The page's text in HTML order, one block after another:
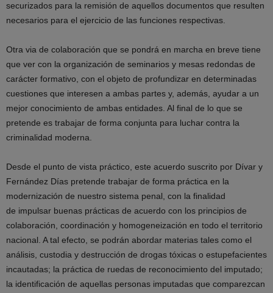
securizados para la remisión de aquellos documentos que resulten
necesarios para el ejercicio de las funciones respectivas.
Otra via de colaboración que se pondrá en marcha en breve tiene
que ver con la organización de seminarios y mesas redondas de
carácter formativo, con el objeto de profundizar en determinadas
cuestiones que interesen a ambas partes y, además, ayudar a un
mejor conocimiento de ambas entidades. Al final de lo que se
pretende es trabajar de forma conjunta para luchar contra la
criminalidad moderna.
Desde el punto de vista práctico, este acuerdo suscrito por Dívar y
Fernández Días pretende trabajar de forma práctica en la
modernización de nuestro sistema penal, con la finalidad
de impulsar buenas prácticas de acuerdo con los principios de
colaboración, coordinación y homogeneización en todo el territorio
nacional. A tal efecto, se podrán abordar materias tales como el
análisis, custodia y destrucción de drogas tóxicas o estupefacientes
incautadas; la práctica de ruedas de reconocimiento del imputado;
la identificación de aquellas personas imputadas que comparezcan